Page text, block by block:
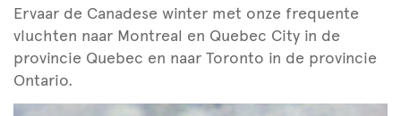
Ervaar de Canadese winter met onze frequente
vluchten naar Montreal en Quebec City in de
provincie Quebec en naar Toronto in de provincie
Ontario.